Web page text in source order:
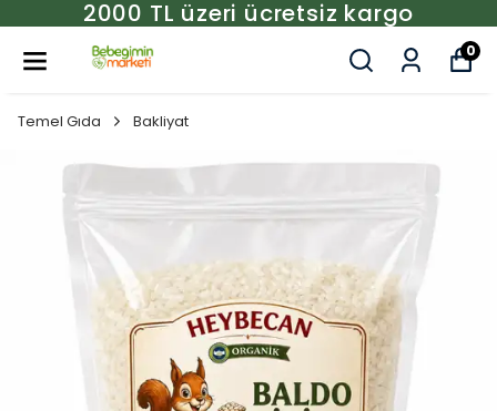
2000 TL üzeri ücretsiz kargo
0
Temel Gıda Bakliyat